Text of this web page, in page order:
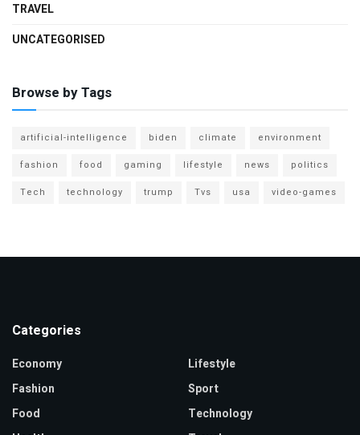
TRAVEL
UNCATEGORISED
Browse by Tags
artificial-intelligence biden climate
environment
fashion
food gaming lifestyle news
politics
Tech
technology trump Tvs usa video-games
Categories
Economy
Fashion
Food
Lifestyle
Sport
Technology